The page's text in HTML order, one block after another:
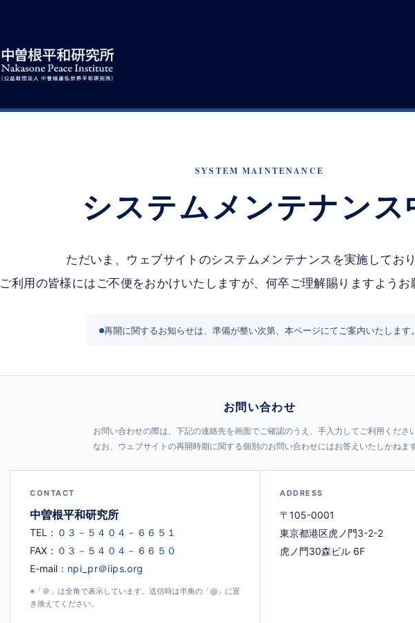
SYSTEM MAINTENANCE
システムメンテナンス
ただいま、ウェブサイトのシステムメンテナンスを実施しており
ご利用の皆様にはご不便をおかけいたしますが、何卒ご理解賜りますようお
再開に関するお知らせは、準備が整い次第、本ページにてご案内いたします。
お問い合わせ
お問い合わせの際は、下記の連絡先を画面でご確認のうえ、手入力してご利用ください
なお、ウェブサイトの再開時期に関する個別のお問い合わせにはお答えいたしかねます
CONTACT
中曽根平和研究所
TEL：
FAX：
E-mail：
※「＠」は全角で表示しています。送信時は半角の「@」に置
き換えてください。
ADDRESS
〒105-0001
東京都港区虎ノ門3-2-2
虎ノ門30森ビル 6F